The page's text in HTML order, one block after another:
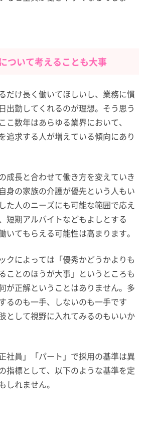
ついて考えることも大事
だけ長く働いてほしいし、業務に慣
出勤してくれるのが理想。そう思う
こ数年はあらゆる業界において、
追求する人が増えている傾向にあり
成長と合わせて働き方を変えていき
身の家族の介護が優先という人もい
た人のニーズにも可能な範囲で応え
短期アルバイトなどもよしとする
いてもらえる可能性は高まります。
クによっては「優秀かどうかよりも
ことのほうが大事」というところも
が正解ということはありません。多
るのも一手、しないのも一手です
として視野に入れてみるのもいいか
社員」「パート」で採用の基準は異
指標として、以下のような基準を定
しれません。